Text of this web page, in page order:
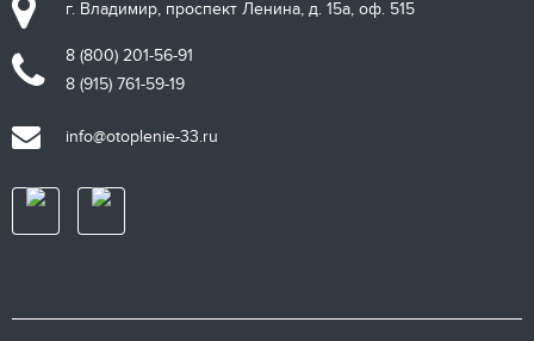
г. Владимир, проспект Ленина, д. 15а, оф. 515
8 (800) 201-56-91
8 (915) 761-59-19
info@otoplenie-33.ru